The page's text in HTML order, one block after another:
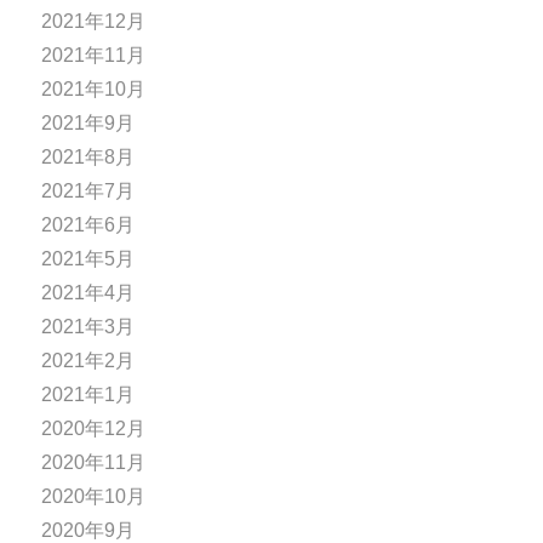
2021年12月
2021年11月
2021年10月
2021年9月
2021年8月
2021年7月
2021年6月
2021年5月
2021年4月
2021年3月
2021年2月
2021年1月
2020年12月
2020年11月
2020年10月
2020年9月